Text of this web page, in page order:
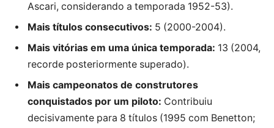
Ascari, considerando a temporada 1952-53).
Mais títulos consecutivos: 5 (2000-2004).
Mais vitórias em uma única temporada: 13 (2004,
recorde posteriormente superado).
Mais campeonatos de construtores
conquistados por um piloto: Contribuiu
decisivamente para 8 títulos (1995 com Benetton;